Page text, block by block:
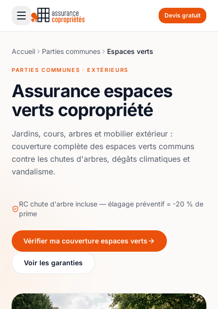
Devis gratuit
Accueil Parties communes Espaces verts
PARTIES COMMUNES · EXTÉRIEURS
Assurance espaces
verts copropriété
Jardins, cours, arbres et mobilier extérieur :
couverture complète des espaces verts communs
contre les chutes d'arbres, dégâts climatiques et
vandalisme.
RC chute d'arbre incluse — élagage préventif = -20 % de
prime
Vérifier ma couverture espaces verts
Voir les garanties